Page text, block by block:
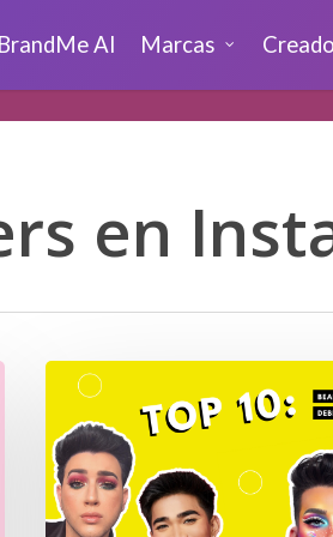
BrandMe AI Marcas
en